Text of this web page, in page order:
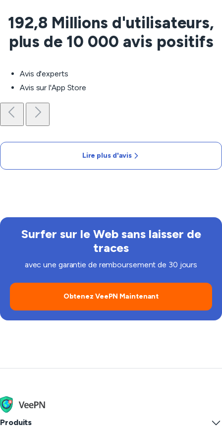
192,8 Millions d'utilisateurs,
plus de 10 000 avis positifs
Avis d'experts
Avis sur l'App Store
Lire plus d'avis
Surfer sur le Web sans laisser de
traces
avec une garantie de remboursement de 30 jours
Obtenez VeePN Maintenant
Produits